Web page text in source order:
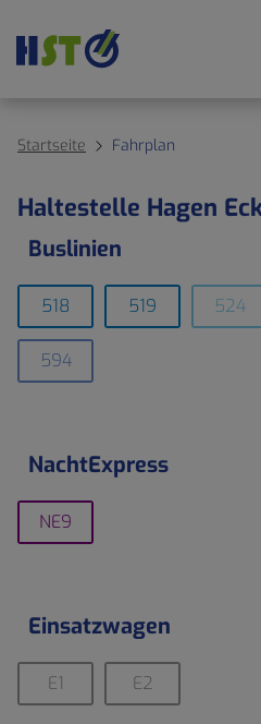
Startseite Fahrplan
Haltestelle Hagen
Buslinien
518 519 524
594
NachtExpress
NE9
Einsatzwagen
E1 E2